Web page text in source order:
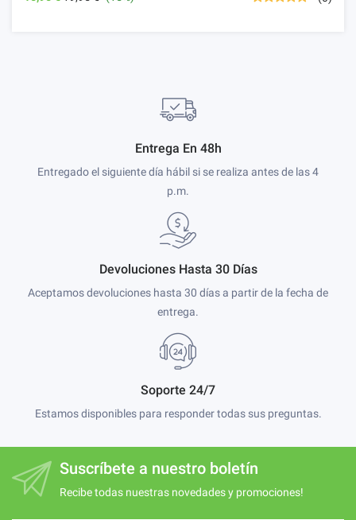
Entrega En 48h
Entregado el siguiente día hábil si se realiza antes de las 4
p.m.
Devoluciones Hasta 30 Días
Aceptamos devoluciones hasta 30 días a partir de la fecha de
entrega.
Soporte 24/7
Estamos disponibles para responder todas sus preguntas.
Suscríbete a nuestro boletín
Recibe todas nuestras novedades y promociones!